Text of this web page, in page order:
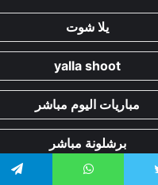
يلا شوت
yalla shoot
مباريات اليوم مباشر
برشلونة مباشر